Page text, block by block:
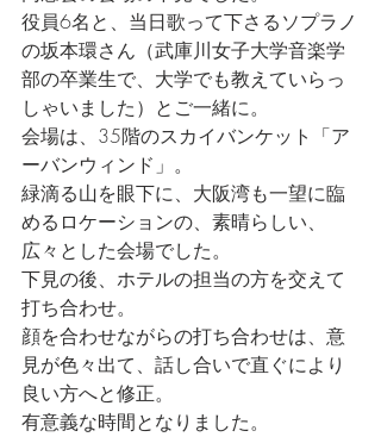
役員6名と、当日歌って下さるソプラノ
の坂本環さん（武庫川女子大学音楽学
部の卒業生で、大学でも教えていらっ
しゃいました）とご一緒に。
会場は、35階のスカイバンケット「ア
ーバンウィンド」。
緑滴る山を眼下に、大阪湾も一望に臨
めるロケーションの、素晴らしい、
広々とした会場でした。
下見の後、ホテルの担当の方を交えて
打ち合わせ。
顔を合わせながらの打ち合わせは、意
見が色々出て、話し合いで直ぐにより
良い方へと修正。
有意義な時間となりました。